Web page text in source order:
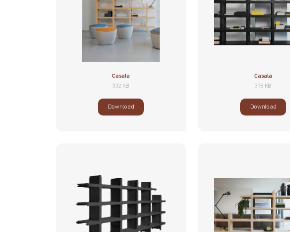
Casala
332 KB
Download
Casala
378 KB
Download